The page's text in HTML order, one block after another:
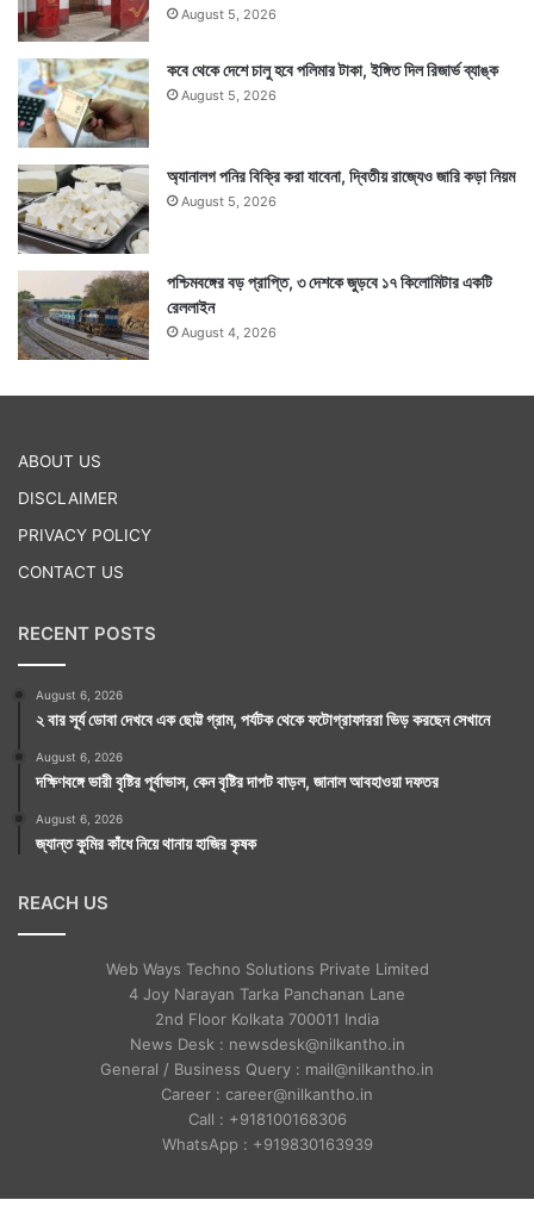
August 5, 2026
কবে থেকে দেশে চালু হবে পলিমার টাকা, ইঙ্গিত দিল রিজার্ভ ব্যাঙ্ক
August 5, 2026
অ্যানালগ পনির বিক্রি করা যাবেনা, দ্বিতীয় রাজ্যেও জারি কড়া নিয়ম
August 5, 2026
পশ্চিমবঙ্গের বড় প্রাপ্তি, ৩ দেশকে জুড়বে ১৭ কিলোমিটার একটি
রেললাইন
August 4, 2026
ABOUT US
DISCLAIMER
PRIVACY POLICY
CONTACT US
RECENT POSTS
August 6, 2026
২ বার সূর্য ডোবা দেখবে এক ছোট্ট গ্রাম, পর্যটক থেকে ফটোগ্রাফাররা ভিড় করছেন সেখানে
August 6, 2026
দক্ষিণবঙ্গে ভারী বৃষ্টির পূর্বাভাস, কেন বৃষ্টির দাপট বাড়ল, জানাল আবহাওয়া দফতর
August 6, 2026
জ্যান্ত কুমির কাঁধে নিয়ে থানায় হাজির কৃষক
REACH US
Web Ways Techno Solutions Private Limited
4 Joy Narayan Tarka Panchanan Lane
2nd Floor Kolkata 700011 India
News Desk : newsdesk@nilkantho.in
General / Business Query : mail@nilkantho.in
Career : career@nilkantho.in
Call : +918100168306
WhatsApp : +919830163939